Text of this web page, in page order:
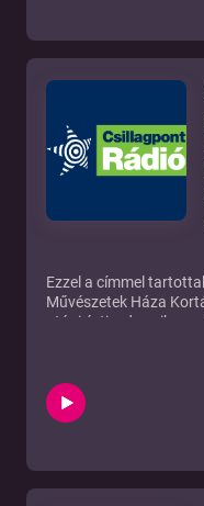
sérült gyermekeket
gyermekükkel együtt.
alapítvány honlapján
megtekintető. A civil
beszélt a Csillagpont
Ezzel a címmel
Művészetek Háza
utáni évtized egyik
Központ ügyvezetője
sajtótájékoztatón,
újjászületésének